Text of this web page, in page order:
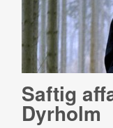
Saftig
Dyrholm